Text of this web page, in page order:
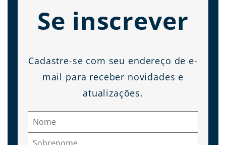
Se inscrever
Cadastre-se com seu endereço de e-
mail para receber novidades e
atualizações.